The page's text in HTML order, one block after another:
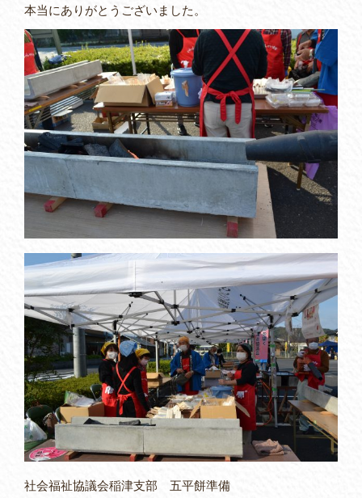
本当にありがとうございました。
社会福祉協議会稲津支部 五平餅準備